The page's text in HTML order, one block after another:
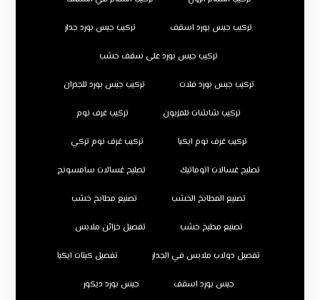
تركيب جبس بورد اسقف تركيب جبس بورد جدار
تركيب جبس بورد على سقف خشب
تركيب جبس بورد فلات تركيب جبس بورد للجدران
تركيب شاشات تلفزيون تركيب غرف نوم
تركيب غرف نوم ايكيا تركيب غرف نوم تركي
تصليح غسالات اتوماتيك تصليح غسالات سامسونج
تصنيع المطابخ الخشب تصنيع مطابخ خشب
تصنيع مطبخ خشب تفصيل خزائن ملابس
تفصيل دولاب ملابس في الجدار تفصيل كبتات ايكيا
جبس بورد اسقف جبس بورد ديكور